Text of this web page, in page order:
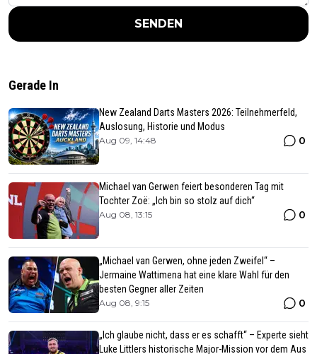
SENDEN
Gerade In
New Zealand Darts Masters 2026: Teilnehmerfeld,
Auslosung, Historie und Modus
Aug 09, 14:48 0
Michael van Gerwen feiert besonderen Tag mit
Tochter Zoë: „Ich bin so stolz auf dich“
Aug 08, 13:15 0
„Michael van Gerwen, ohne jeden Zweifel“ –
Jermaine Wattimena hat eine klare Wahl für den
besten Gegner aller Zeiten
Aug 08, 9:15 0
„Ich glaube nicht, dass er es schafft“ – Experte sieht
Luke Littlers historische Major-Mission vor dem Aus